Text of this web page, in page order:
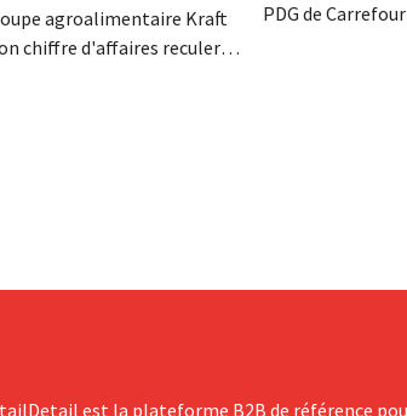
agroalimentaire Kraft
chiffre d'affaires reculer
PDG de
est la plateforme B2B de référence